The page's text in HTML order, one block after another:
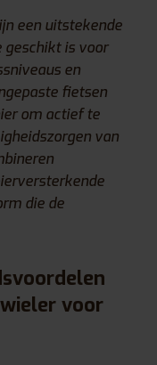
een uitstekende
geschikt is voor
en
fietsen
om actief te
van
die de
voor